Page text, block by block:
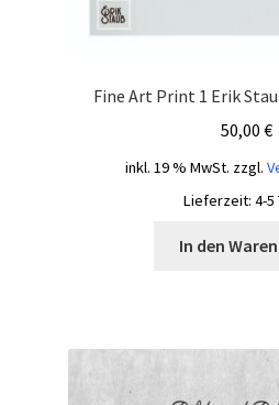
Fine Art Print 1 Erik
50,00 €
inkl. 19 % MwSt. zzgl.
Lieferzeit: 4-5
In den